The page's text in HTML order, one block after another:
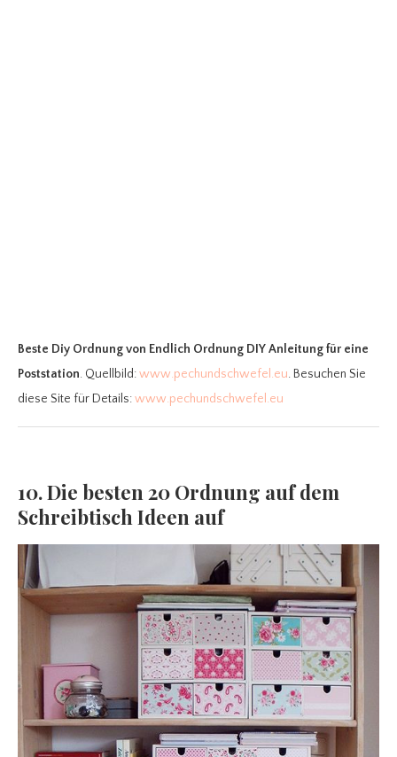
Beste Diy Ordnungvon Endlich Ordnung DIY Anleitung für eine
Poststation. Quellbild:www.pechundschwefel.eu. Besuchen Sie
diese Site für Details:www.pechundschwefel.eu
10. Die besten 20 Ordnung auf dem
Schreibtisch Ideen auf